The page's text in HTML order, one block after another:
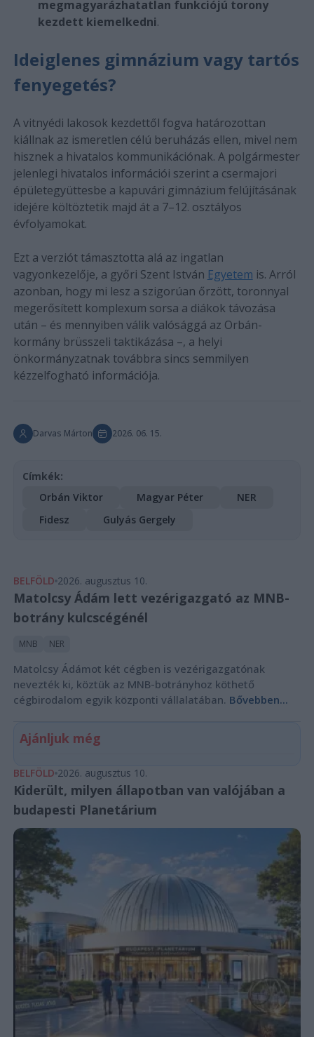
megmagyarázhatatlan funkciójú torony
kezdett kiemelkedni.
Ideiglenes gimnázium vagy tartós
fenyegetés?
A vitnyédi lakosok kezdettől fogva határozottan
kiállnak az ismeretlen célú beruházás ellen, mivel nem
hisznek a hivatalos kommunikációnak. A polgármester
jelenlegi hivatalos információi szerint a csermajori
épületegyüttesbe a kapuvári gimnázium felújításának
idejére költöztetik majd át a 7–12. osztályos
évfolyamokat.
Ezt a verziót támasztotta alá az ingatlan
vagyonkezelője, a győri Szent István Egyetem is. Arról
azonban, hogy mi lesz a szigorúan őrzött, toronnyal
megerősített komplexum sorsa a diákok távozása
után – és mennyiben válik valósággá az Orbán-
kormány brüsszeli taktikázása –, a helyi
önkormányzatnak továbbra sincs semmilyen
kézzelfogható információja.
Darvas Márton 2026. 06. 15.
Címkék:
Orbán Viktor
Magyar Péter
NER
Fidesz
Gulyás Gergely
BELFÖLD 2026. augusztus 10.
Matolcsy Ádám lett vezérigazgató az MNB-
botrány kulcscégénél
MNB NER
Matolcsy Ádámot két cégben is vezérigazgatónak
nevezték ki, köztük az MNB-botrányhoz köthető
cégbirodalom egyik központi vállalatában. Bővebben...
Ajánljuk még
BELFÖLD 2026. augusztus 10.
Kiderült, milyen állapotban van valójában a
budapesti Planetárium